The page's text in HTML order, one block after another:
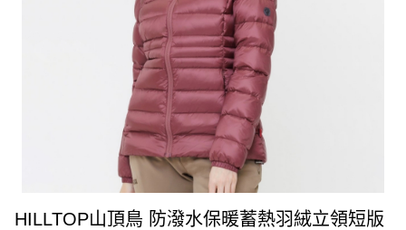
HILLTOP山頂鳥 防潑水保暖蓄熱羽絨立領短版